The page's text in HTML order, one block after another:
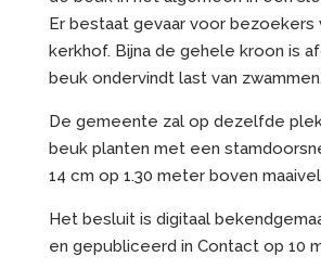
Er bestaat gevaar voor bezoekers
kerkhof. Bijna de gehele kroon is
beuk ondervindt last van zwammen.
De gemeente zal op dezelfde
beuk planten met een
14 cm op 1.30 meter boven
Het besluit is digitaal
en gepubliceerd in Contact op 10